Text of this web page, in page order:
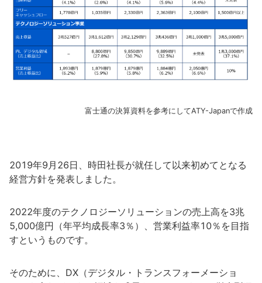
富士通の決算資料を参考にしてATY-Japanで作成
2019年9月26日、時田社長が就任して以来初めてとなる
経営方針を発表しました。
2022年度のテクノロジーソリューションの売上高を3兆
5,000億円（年平均成長率3％）、営業利益率10％を目指
すというものです。
そのために、DX（デジタル・トランスフォーメーショ